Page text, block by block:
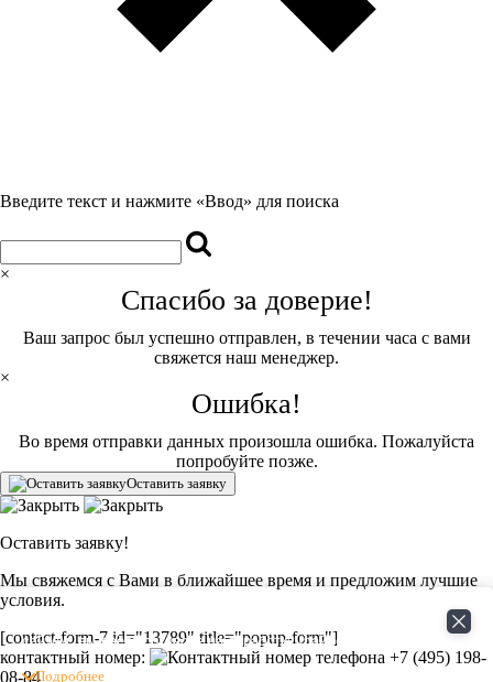
Введите текст и нажмите «Ввод» для поиска
×
Спасибо за доверие!
Ваш запрос был успешно отправлен, в течении часа с вами
свяжется наш менеджер.
×
Ошибка!
Во время отправки данных произошла ошибка. Пожалуйста
попробуйте позже.
Оставить заявку
Оставить заявку!
Мы свяжемся с Вами в ближайшее время и предложим лучшие
условия.
[contact-form-7 id="13789" title="popup-form"]
контактный номер:
+7 (495) 198-
08-84
сайтом, вы даёте согласие на обработку файлов cookie.
Подробнее